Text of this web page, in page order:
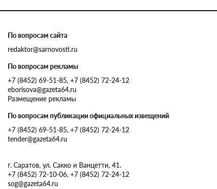
По вопросам сайта
redaktor@sarnovosti.ru
По вопросам рекламы
+7 (8452) 69-51-85, +7 (8452) 72-24-12
eborisova@gazeta64.ru
Размещение рекламы
По вопросам публикации официальных извещений
+7 (8452) 69-51-85, +7 (8452) 72-24-12
tender@gazeta64.ru
г. Саратов, ул. Сакко и Ванцетти, 41.
+7 (8452) 72-10-06, +7 (8452) 72-24-12
sog@gazeta64.ru